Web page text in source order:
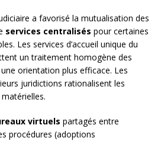
a favorisé la mutualisation des
services centralisés pour certaines
Les services d’accueil unique du
un traitement homogène des
orientation plus efficace. Les
juridictions rationalisent les
virtuels partagés entre
procédures (adoptions